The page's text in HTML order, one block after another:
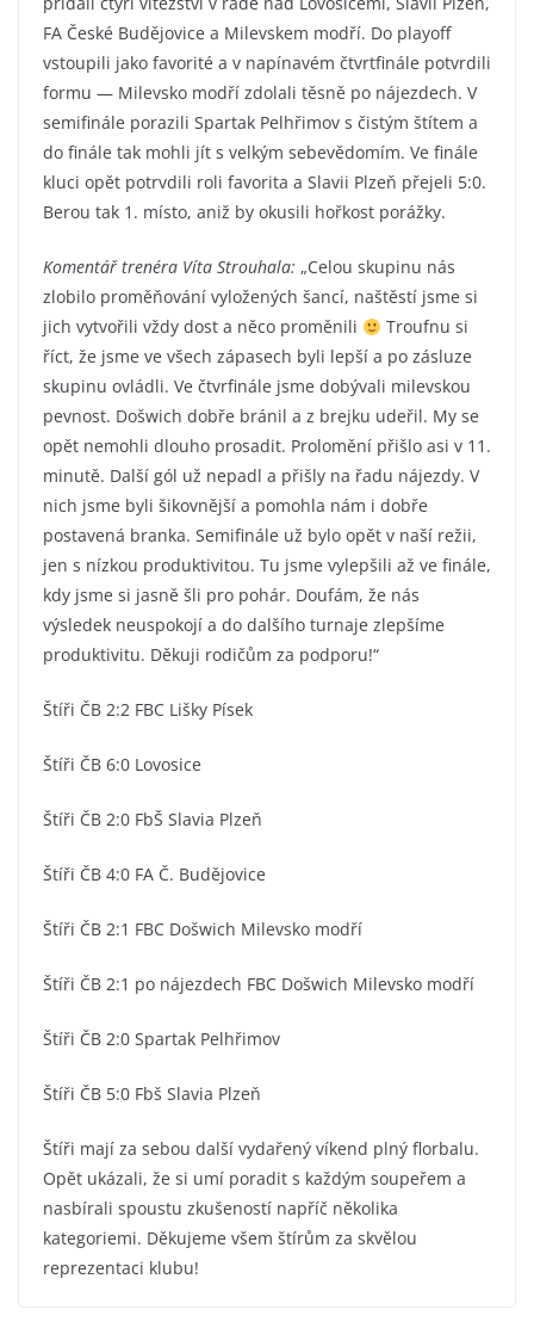
FA České Budějovice a Milevskem modří. Do playoff
vstoupili jako favorité a v napínavém čtvrtfinále potvrdili
formu — Milevsko modří zdolali těsně po nájezdech. V
semifinále porazili Spartak Pelhřimov s čistým štítem a
do finále tak mohli jít s velkým sebevědomím. Ve finále
kluci opět potrvdili roli favorita a Slavii Plzeň přejeli 5:0.
Berou tak 1. místo, aniž by okusili hořkost porážky.
Komentář trenéra Víta Strouhala: „Celou skupinu nás
zlobilo proměňování vyložených šancí, naštěstí jsme si
jich vytvořili vždy dost a něco proměnili
Troufnu si
říct, že jsme ve všech zápasech byli lepší a po zásluze
skupinu ovládli. Ve čtvrfinále jsme dobývali milevskou
pevnost. Došwich dobře bránil a z brejku udeřil. My se
opět nemohli dlouho prosadit. Prolomění přišlo asi v 11.
minutě. Další gól už nepadl a přišly na řadu nájezdy. V
nich jsme byli šikovnější a pomohla nám i dobře
postavená branka. Semifinále už bylo opět v naší režii,
jen s nízkou produktivitou. Tu jsme vylepšili až ve finále,
kdy jsme si jasně šli pro pohár. Doufám, že nás
výsledek neuspokojí a do dalšího turnaje zlepšíme
produktivitu. Děkuji rodičům za podporu!“
Štíři ČB 2:2 FBC Lišky Písek
Štíři ČB 6:0 Lovosice
Štíři ČB 2:0 FbŠ Slavia Plzeň
Štíři ČB 4:0 FA Č. Budějovice
Štíři ČB 2:1 FBC Došwich Milevsko modří
Štíři ČB 2:1 po nájezdech FBC Došwich Milevsko modří
Štíři ČB 2:0 Spartak Pelhřimov
Štíři ČB 5:0 Fbš Slavia Plzeň
Štíři mají za sebou další vydařený víkend plný florbalu.
Opět ukázali, že si umí poradit s každým soupeřem a
nasbírali spoustu zkušeností napříč několika
kategoriemi. Děkujeme všem štírům za skvělou
reprezentaci klubu!